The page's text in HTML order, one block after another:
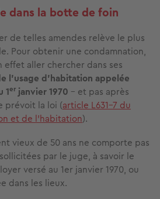
dans la botte de foin
de telles amendes relève le plus
Pour obtenir une condamnation,
effet aller chercher dans ses
l’usage d’habitation appelée
1er janvier 1970 – et pas après
prévoit la loi (article L631-7 du
et de l’habitation).
vieux de 50 ans ne comporte pas
par le juge, à savoir le
versé au 1er janvier 1970, ou
dans les lieux.